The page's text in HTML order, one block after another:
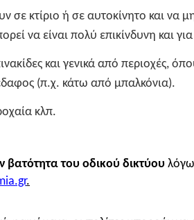
κτίριο ή σε αυτοκίνητο και να
να είναι πολύ επικίνδυνη και
και γενικά από περιοχές,
(π.χ. κάτω από μπαλκόνια).
κλπ.
βατότητα του οδικού δικτύου
.